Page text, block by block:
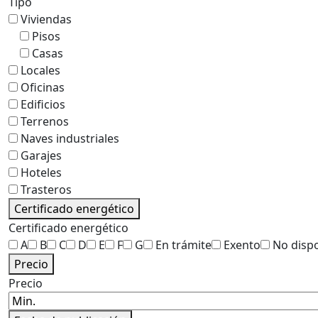
Viviendas
Pisos
Casas
Locales
Oficinas
Edificios
Terrenos
Naves industriales
Garajes
Hoteles
Trasteros
Certificado energético
Certificado energético
A
B C D E F G En trámite Exento
No
Precio
Precio